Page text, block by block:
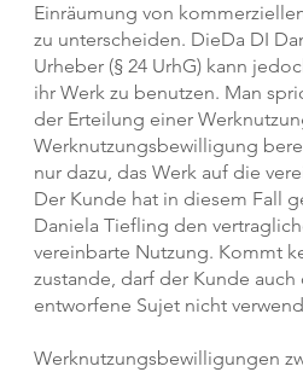
Einräumung von
zu unterscheiden. DieDa DI
Urheber (§ 24 UrhG) kann
ihr Werk zu benutzen. Man
der Erteilung einer
Werknutzungsbewilligung
nur dazu, das Werk auf die
Der Kunde hat in diesem Fall
Daniela Tiefling den
vereinbarte Nutzung. Kommt
zustande, darf der Kunde
entworfene Sujet nicht
Werknutzungsbewilligungen